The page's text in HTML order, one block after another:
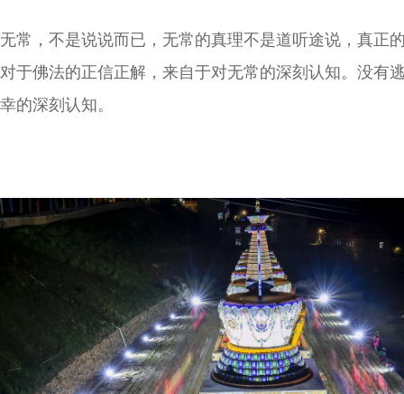
无常，不是说说而已，无常的真理不是道听途说，真正
对于佛法的正信正解，来自于对无常的深刻认知。没有
幸的深刻认知。